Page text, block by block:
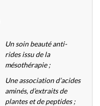
Un soin beauté anti-
rides issu de la
mésothérapie ;
Une association d’acides
aminés, d’extraits de
plantes et de peptides ;